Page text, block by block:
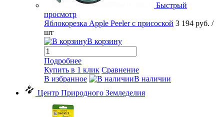
Быстрый
просмотр
Яблокорезка Apple Peeler с присоской 3 194 руб. /
шт
В корзину
Подробнее
Купить в 1 клик Сравнение
В избранное
В наличии
Центр Природного Земледелия